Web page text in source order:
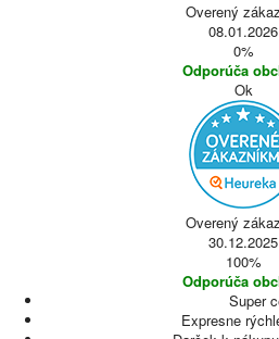
Overený
08.01.2026
0%
Odporúča
Ok
Overený
30.12.2025
100%
Odporúča
Super
Expresne